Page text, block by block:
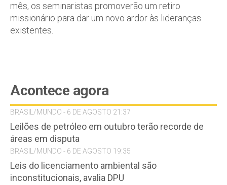
mês, os seminaristas promoverão um retiro
missionário para dar um novo ardor às lideranças
existentes.
Acontece agora
BRASIL/MUNDO - 6 DE AGOSTO 21:37
Leilões de petróleo em outubro terão recorde de
áreas em disputa
BRASIL/MUNDO - 6 DE AGOSTO 19:35
Leis do licenciamento ambiental são
inconstitucionais, avalia DPU